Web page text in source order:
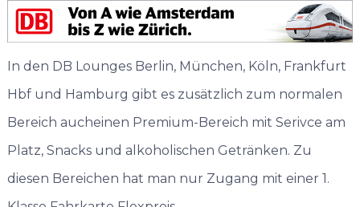
In den DB Lounges Berlin, München, Köln, Frankfurt
Hbf und Hamburg gibt es zusätzlich zum normalen
Bereich aucheinen Premium-Bereich mit Serivce am
Platz, Snacks und alkoholischen Getränken. Zu
diesen Bereichen hat man nur Zugang mit einer 1.